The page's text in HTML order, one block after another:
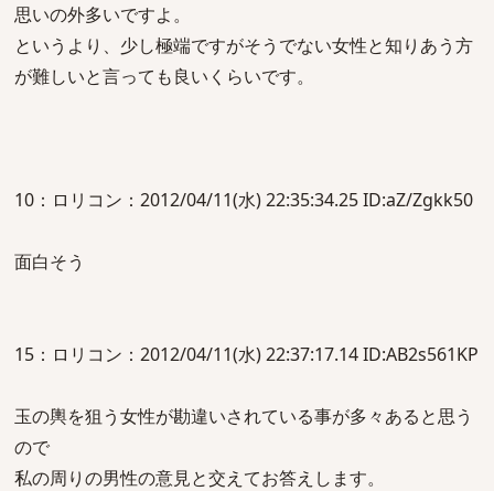
思いの外多いですよ。
というより、少し極端ですがそうでない女性と知りあう方
が難しいと言っても良いくらいです。
10：ロリコン：2012/04/11(水) 22:35:34.25 ID:aZ/Zgkk50
面白そう
15：ロリコン：2012/04/11(水) 22:37:17.14 ID:AB2s561KP
玉の輿を狙う女性が勘違いされている事が多々あると思う
ので
私の周りの男性の意見と交えてお答えします。